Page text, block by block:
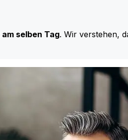
am selben Tag. Wir verstehen,